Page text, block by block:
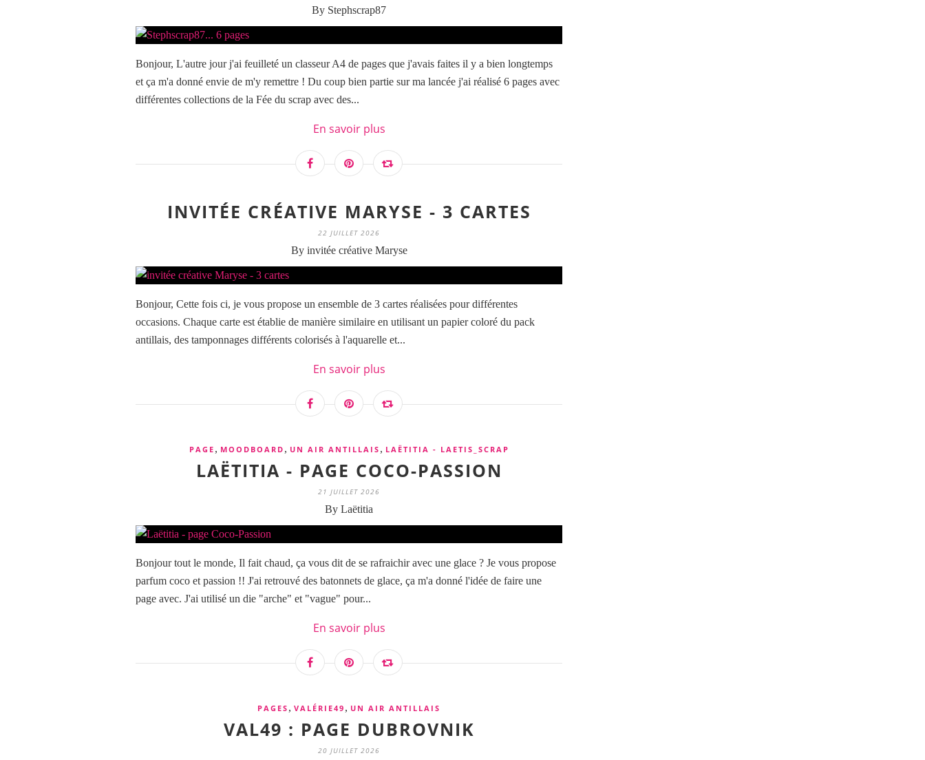
By Stephscrap87
Bonjour, L'autre jour j'ai feuilleté un classeur A4 de pages que j'avais faites il y a bien longtemps
et ça m'a donné envie de m'y remettre ! Du coup bien partie sur ma lancée j'ai réalisé 6 pages avec
différentes collections de la Fée du scrap avec des...
En savoir plus
INVITÉE CRÉATIVE MARYSE - 3 CARTES
22 JUILLET 2026
By invitée créative Maryse
Bonjour, Cette fois ci, je vous propose un ensemble de 3 cartes réalisées pour différentes
occasions. Chaque carte est établie de manière similaire en utilisant un papier coloré du pack
antillais, des tamponnages différents colorisés à l'aquarelle et...
En savoir plus
PAGE , MOODBOARD , UN AIR ANTILLAIS , LAËTITIA - LAETIS_SCRAP
LAËTITIA - PAGE COCO-PASSION
21 JUILLET 2026
By Laëtitia
Bonjour tout le monde, Il fait chaud, ça vous dit de se rafraichir avec une glace ? Je vous propose
parfum coco et passion !! J'ai retrouvé des batonnets de glace, ça m'a donné l'idée de faire une
page avec. J'ai utilisé un die "arche" et "vague" pour...
En savoir plus
PAGES , VALÉRIE49 , UN AIR ANTILLAIS
VAL49 : PAGE DUBROVNIK
20 JUILLET 2026